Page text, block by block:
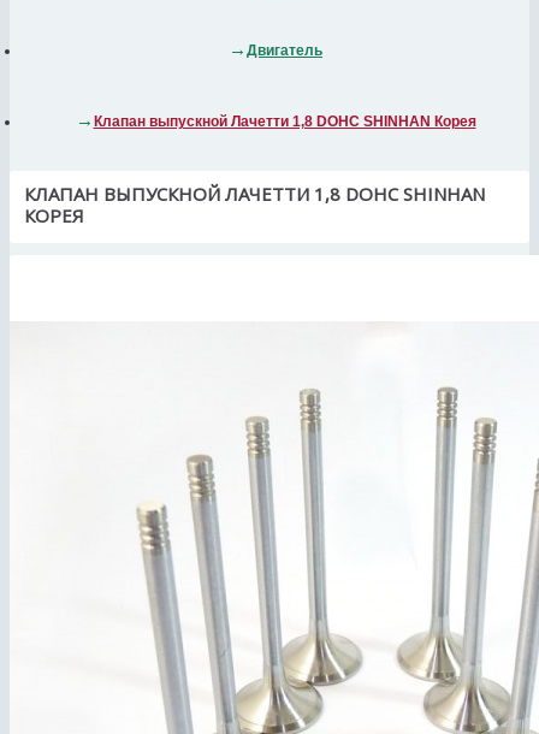
Двигатель
Клапан выпускной Лачетти 1,8 DOHC SHINHAN Корея
КЛАПАН ВЫПУСКНОЙ ЛАЧЕТТИ 1,8 DOHC SHINHAN
КОРЕЯ